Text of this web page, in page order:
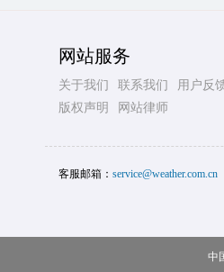
网站服务
关于我们 联系我们
用户反
版权声明
网站律师
客服邮箱： service@weather.com.cn
中